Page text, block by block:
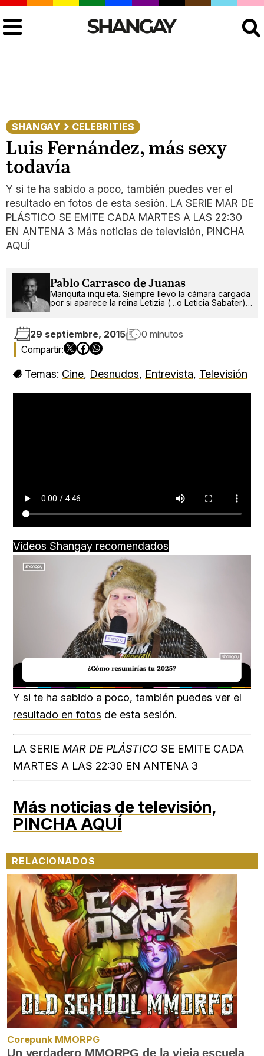
SHANGAY CELEBRITIES
Luis Fernández, más sexy
todavía
Y si te ha sabido a poco, también puedes ver el
resultado en fotos de esta sesión. LA SERIE MAR DE
PLÁSTICO SE EMITE CADA MARTES A LAS 22:30
EN ANTENA 3 Más noticias de televisión, PINCHA
AQUÍ
Pablo Carrasco de Juanas
Mariquita inquieta. Siempre llevo la cámara cargada
por si aparece la reina Letizia (…o Leticia Sabater).
29 septiembre, 2015 0 minutos
Temas: Cine, Desnudos, Entrevista, Televisión
Videos Shangay recomendados
Unmute Loaded:
18.59%
Y si te ha sabido a poco, también puedes ver el
resultado en fotos de esta sesión.
LA SERIE MAR DE PLÁSTICO SE EMITE CADA
MARTES A LAS 22:30 EN ANTENA 3
Más noticias de televisión,
PINCHA AQUÍ
RELACIONADOS
Corepunk MMORPG
Un verdadero MMORPG de la vieja escuela